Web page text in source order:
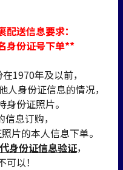
送信息要求：
身份证号下单**
1970年及以前，
身份证信息的情况，
份证照片。
息订购，
片的本人信息下单。
身份证信息验证，
以！